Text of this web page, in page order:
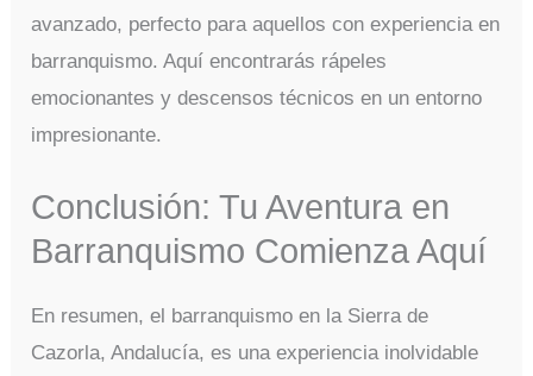
avanzado, perfecto para aquellos con experiencia en
barranquismo. Aquí encontrarás rápeles
emocionantes y descensos técnicos en un entorno
impresionante.
Conclusión: Tu Aventura en
Barranquismo Comienza Aquí
En resumen, el barranquismo en la Sierra de
Cazorla, Andalucía, es una experiencia inolvidable